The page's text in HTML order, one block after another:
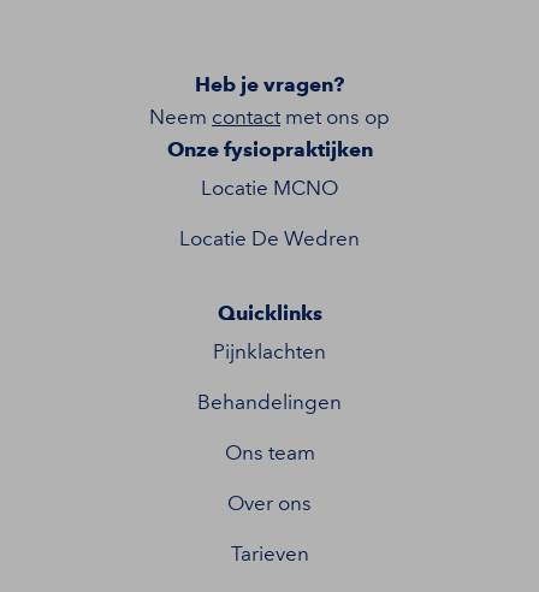
Heb je vragen?
Neem contact met ons op
Onze fysiopraktijken
Locatie MCNO
Locatie De Wedren
Quicklinks
Pijnklachten
Behandelingen
Ons team
Over ons
Tarieven